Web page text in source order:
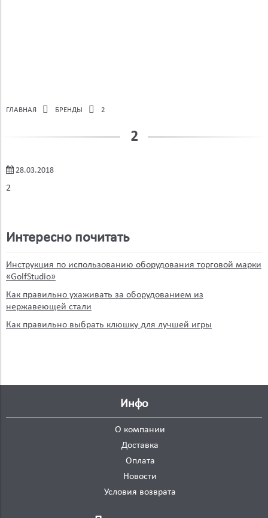
ГЛАВНАЯ БРЕНДЫ 2
2
28.03.2018
2
Интересно почитать
Инструкция по использованию оборудования торговой марки
«GolfStudio»
Как правильно ухаживать за оборудованием из
нержавеющей стали
Как правильно выбрать клюшку для лучшей игры
Инфо
О компании
Доставка
Оплата
Новости
Условия возврата